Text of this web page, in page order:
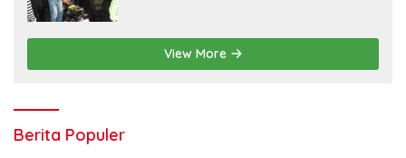
View More
Berita Populer